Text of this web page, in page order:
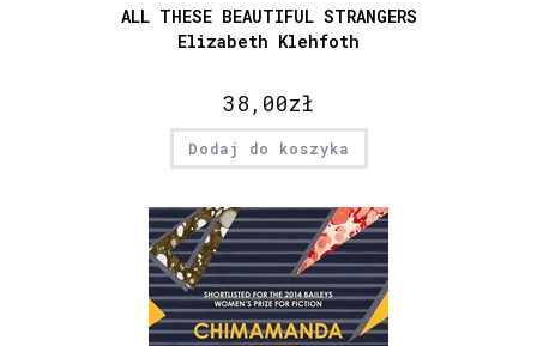
ALL THESE BEAUTIFUL STRANGERS
Elizabeth Klehfoth
38,00zł
Dodaj do koszyka